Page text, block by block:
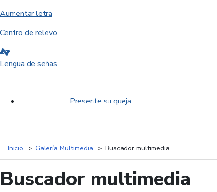
Aumentar letra
Centro de relevo
Lengua de señas
Presente su queja
Inicio Galería Multimedia Buscador multimedia
Buscador multimedia